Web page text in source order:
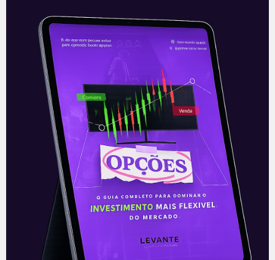
Acordo do Facebook
Nesta terça-feira (23), o Facebook (FB) e
os reguladores australianos entraram em
um acordo a respeito do pagamento
pelas notícias vinculadas nas
plataformas da companhia.
Leia mais
24/02/2021